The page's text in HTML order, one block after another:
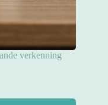
verkenning